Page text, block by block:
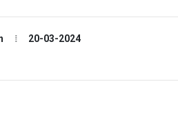
20-03-2024